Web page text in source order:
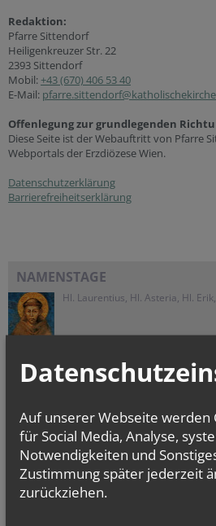
Redaktion:
Pfarre Sittendorf
Heiligenkreuzer Str. 22
2393 Sittendorf
Mobil: +43 (670) 406 53 40
E-Mail:
Offenlegung zur grundlegenden
Diese Seite ist der Webauftritt von Pfarre
Webportals der Erzdiözese Wien.
Datenschutzerklärung
Barrierefreiheitserklärung
NAMENSTAGE
Hl. Laurentius, Hl. Asteria, Hl.
Joh 12, 24-26
Wenn das Weizenkorn stirbt, bringt es
Auf unserer Webseite werden
für Social Media, Analyse,
Notwendigkeiten und
Zustimmung später jederzeit
zurückziehen.